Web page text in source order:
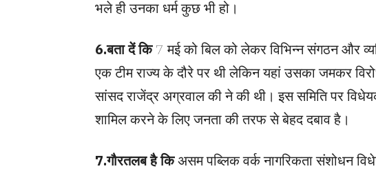
भले ही उनका धर्म कुछ भी हो।
6.बता दें कि7 मई को बिल को लेकर विभिन्न संगठन और
एक टीम राज्य के दौरे पर थी लेकिन यहां उसका जमकर
सांसद राजेंद्र अग्रवाल की ने की थी। इस समिति पर
शामिल करने के लिए जनता की तरफ से बेहद दबाव है।
7.गौरतलब है किअसम पब्लिक वर्क नागरिकता संशोधन